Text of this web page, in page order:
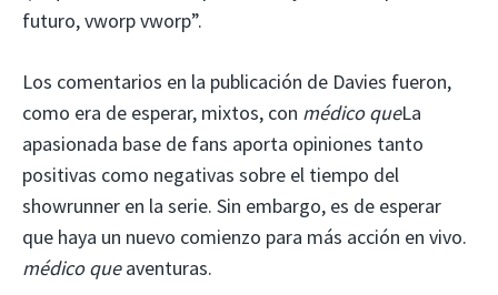
futuro, vworp vworp”.
Los comentarios en la publicación de Davies fueron,
como era de esperar, mixtos, con médico queLa
apasionada base de fans aporta opiniones tanto
positivas como negativas sobre el tiempo del
showrunner en la serie. Sin embargo, es de esperar
que haya un nuevo comienzo para más acción en vivo.
médico queaventuras.